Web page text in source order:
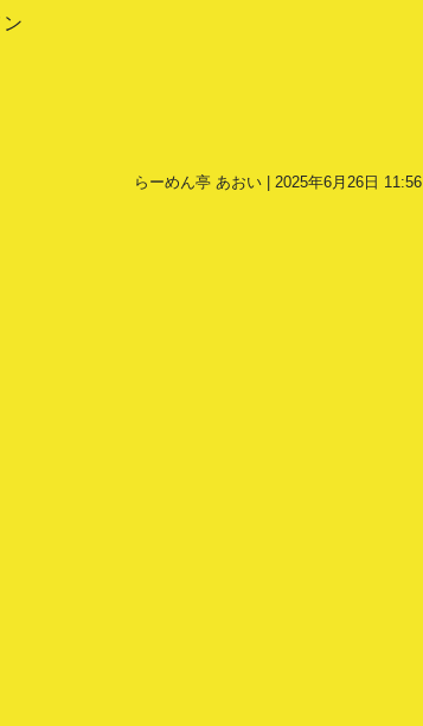
ン
らーめん亭 あおい | 2025年6月26日 11:56